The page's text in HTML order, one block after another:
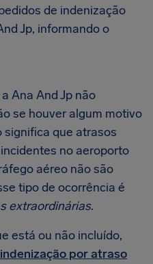
de indenização
Jp, informando o
Ana And Jp não
se houver algum motivo
significa que atrasos
no aeroporto
aéreo não são
tipo de ocorrência é
extraordinárias.
está ou não incluído,
por atraso